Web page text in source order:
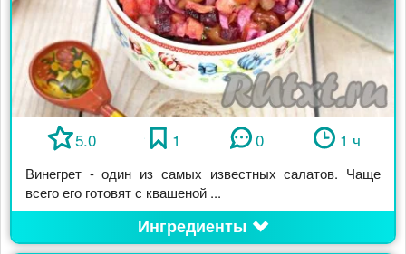
5.0 1 0 1 ч
Винегрет - один из самых известных салатов. Чаще
всего его готовят с квашеной ...
Ингредиенты